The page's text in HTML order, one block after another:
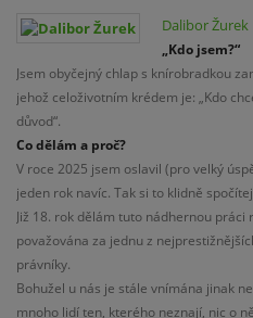
Dalibor Žurek
„Kdo jsem?“
Jsem obyčejný chlap s knírobradkou
jehož celoživotním krédem je: „Kdo
důvod“.
Co dělám a proč?
V roce 2025 jsem oslavil (pro velký
jeden rok navíc. Tak si to klidně
Již 18. rok dělám tuto nádhernou
považována za jednu z
právníky.
Bohužel u nás je stále vnímána jinak
mnoho lidí ten, kterého neznají, nic o